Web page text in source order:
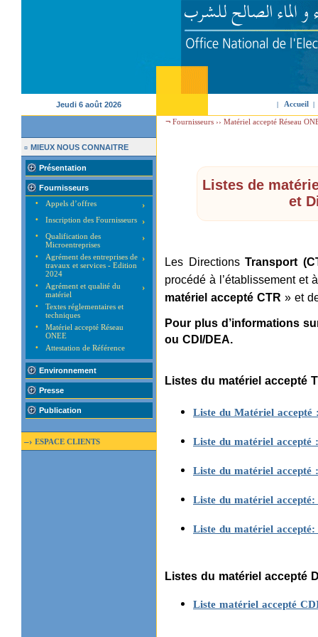
Jeudi 6 août 2026 | Accueil |
¤ MIEUX NOUS CONNAITRE
Présentation
Fournisseurs
• Appels d’offres ›
• Inscription des Fournisseurs ›
•
Qualification des
Microentreprises
›
•
Agrément des entreprises de
travaux et services - Edition
2024
›
•
Agrément et qualité du
matériel
›
•
Textes réglementaires et
techniques
•
Matériel accepté Réseau
ONEE
• Attestation de Référence
Environnement
Presse
Publication
–› ESPACE CLIENTS
¬ Fournisseurs ›› Matériel accepté Réseau
Listes de
et
Les DirectionsTransport
procédé à l’établissement et
matériel accepté CTR » et
Pour plus d’informations
ou CDI/DEA.
Listes du matériel accepté
Liste du Matériel accepté
Liste du matériel
Liste du matériel accepté
Liste du matériel
Liste du matériel
Listes du matériel accepté
Liste matériel accepté